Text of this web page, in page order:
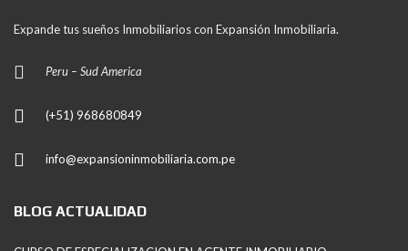
Expande tus sueños Inmobiliarios con Expansión Inmobiliaria.
Peru – Sud America
(+51) 968680849
info@expansioninmobiliaria.com.pe
BLOG ACTUALIDAD